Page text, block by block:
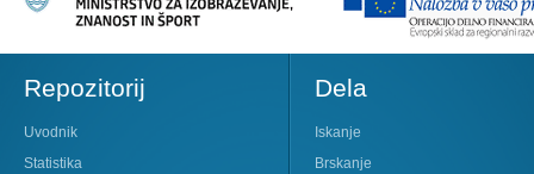
Repozitorij
Uvodnik
Statistika
Dela
Iskanje
Brskanje